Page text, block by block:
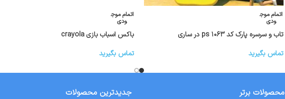
اتمام موج
ودی
تاب و سرسره پارک کد ps ۱۰۶۳ در ساری
تماس بگیرید
اتمام موج
ودی
باکس اسباب بازی crayola
تماس بگیرید
محصولات برتر جدیدترین محصولات